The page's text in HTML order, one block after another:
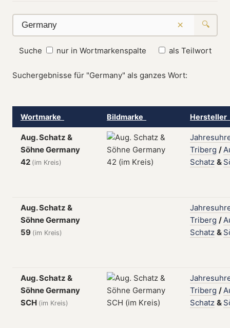
× 🔍
Suche nur in Wortmarkenspalte als Teilwort
Suchergebnisse für "Germany" als ganzes Wort:
Wortmarke Bildmarke Hersteller
Aug. Schatz &
Söhne Germany
42 (im Kreis)
Triberg /
Schatz &
Aug. Schatz &
Söhne Germany
59 (im Kreis)
Triberg /
Schatz &
Aug. Schatz &
Söhne Germany
SCH (im Kreis)
Triberg /
Schatz &